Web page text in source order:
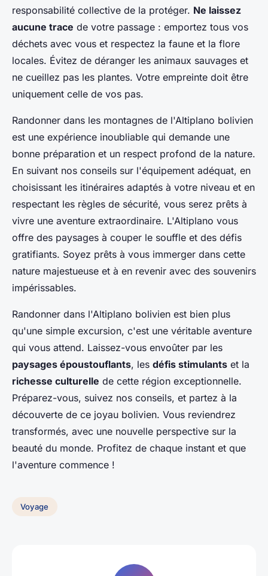
responsabilité collective de la protéger. Ne laissez
aucune trace de votre passage : emportez tous vos
déchets avec vous et respectez la faune et la flore
locales. Évitez de déranger les animaux sauvages et
ne cueillez pas les plantes. Votre empreinte doit être
uniquement celle de vos pas.
Randonner dans les montagnes de l'Altiplano bolivien
est une expérience inoubliable qui demande une
bonne préparation et un respect profond de la nature.
En suivant nos conseils sur l'équipement adéquat, en
choisissant les itinéraires adaptés à votre niveau et en
respectant les règles de sécurité, vous serez prêts à
vivre une aventure extraordinaire. L'Altiplano vous
offre des paysages à couper le souffle et des défis
gratifiants. Soyez prêts à vous immerger dans cette
nature majestueuse et à en revenir avec des souvenirs
impérissables.
Randonner dans l'Altiplano bolivien est bien plus
qu'une simple excursion, c'est une véritable aventure
qui vous attend. Laissez-vous envoûter par les
paysages époustouflants, les défis stimulants et la
richesse culturelle de cette région exceptionnelle.
Préparez-vous, suivez nos conseils, et partez à la
découverte de ce joyau bolivien. Vous reviendrez
transformés, avec une nouvelle perspective sur la
beauté du monde. Profitez de chaque instant et que
l'aventure commence !
Voyage